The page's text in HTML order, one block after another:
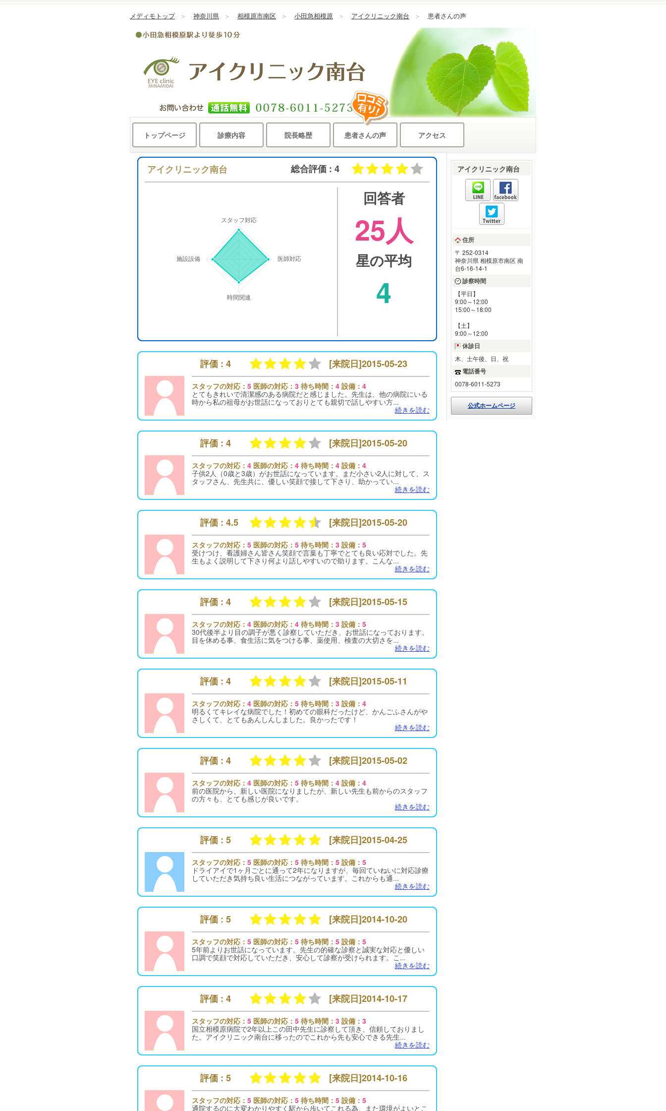
メディモトップ ＞ 神奈川県 ＞ 相模原市南区 ＞ 小田急相模原 ＞ アイクリニック南台 ＞ 患者さんの声
トップページ 診療内容 院長略歴 患者さんの声 アクセス
アイクリニック南台 総合評価 : 4
回答者
25人
星の平均
4
評価 : 4 [来院日]2015-05-23
スタッフの対応： 5 医師の対応： 3 待ち時間： 4 設備： 4
とてもきれいで清潔感のある病院だと感じました。先生は、他の病院にいる
時から私の祖母がお世話になっておりとても親切で話しやすい方...
続きを読む
評価 : 4 [来院日]2015-05-20
スタッフの対応： 4 医師の対応： 4 待ち時間： 4 設備： 4
子供2人（0歳と3歳）がお世話になっています。まだ小さい2人に対して、ス
タッフさん、先生共に、優しい笑顔で接して下さり、助かってい...
続きを読む
評価 : 4.5 [来院日]2015-05-20
スタッフの対応： 5 医師の対応： 5 待ち時間： 3 設備： 5
受けつけ、看護婦さん皆さん笑顔で言葉も丁寧でとても良い応対でした。先
生もよく説明して下さり何より話しやすいので助ります。こんな...
続きを読む
評価 : 4 [来院日]2015-05-15
スタッフの対応： 4 医師の対応： 4 待ち時間： 3 設備： 5
30代後半より目の調子が悪く診察していただき、お世話になっております。
目を休める事、食生活に気をつける事、薬使用、検査の大切さを...
続きを読む
評価 : 4 [来院日]2015-05-11
スタッフの対応： 4 医師の対応： 5 待ち時間： 3 設備： 4
明るくてキレイな病院でした！初めての眼科だったけど、かんごふさんがや
さしくて、とてもあんしんしました。良かったです！
続きを読む
評価 : 4 [来院日]2015-05-02
スタッフの対応： 4 医師の対応： 5 待ち時間： 4 設備： 4
前の医院から、新しい医院になりましたが、新しい先生も前からのスタッフ
の方々も、とても感じが良いです。
続きを読む
評価 : 5 [来院日]2015-04-25
スタッフの対応： 5 医師の対応： 5 待ち時間： 5 設備： 5
ドライアイで1ヶ月ごとに通って2年になりますが、毎回ていねいに対応診療
していただき気持ち良い生活につながっています。これからも通...
続きを読む
評価 : 5 [来院日]2014-10-20
スタッフの対応： 5 医師の対応： 5 待ち時間： 5 設備： 5
5年前よりお世話になっています。先生の的確な診察と誠実な対応と優しい
口調で笑顔で対応していただき、安心して診察が受けられます。こ...
続きを読む
評価 : 4 [来院日]2014-10-17
スタッフの対応： 5 医師の対応： 5 待ち時間： 3 設備： 3
国立相模原病院で2年以上この田中先生に診察して頂き、信頼しておりまし
た。アイクリニック南台に移ったのでこれから先も安心できる先生...
続きを読む
評価 : 5 [来院日]2014-10-16
スタッフの対応： 5 医師の対応： 5 待ち時間： 5 設備： 5
通院するのに大変わかりやすく駅から歩いてこれる為、また環境がよいとこ
アイクリニック南台
住所
〒 252-0314
神奈川県 相模原市南区 南
台6-16-14-1
診察時間
【平日】
9:00～12:00
15:00～18:00
【土】
9:00～12:00
休診日
木、土午後、日、祝
電話番号
0078-6011-5273
公式ホームページ